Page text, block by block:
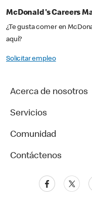
McDonald's Careers
¿Te gusta comer en
aquí?
Solicitar empleo
Acerca de nosotros
Servicios
Comunidad
Contáctenos